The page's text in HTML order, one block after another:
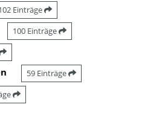
Einträge
100 Einträge
59 Einträge